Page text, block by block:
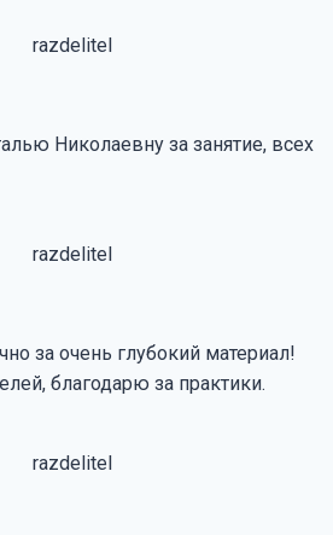
Николаевну за занятие, всех
за очень глубокий материал!
благодарю за практики.